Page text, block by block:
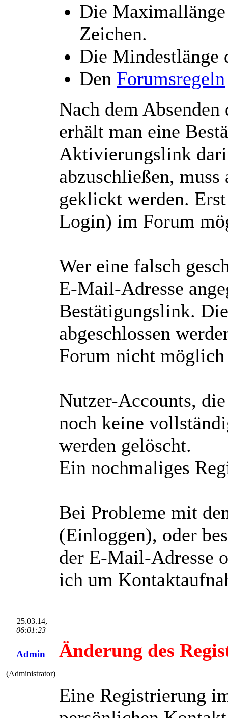
Die Maximallänge
Zeichen.
Die Mindestlänge
Den Forumsregeln
Nach dem
erhält man eine
Aktivierungslink
abzuschließen,
geklickt werden.
Login) im Forum
Wer eine falsch
E-Mail-Adresse
Bestätigungslink.
abgeschlossen
Forum nicht
Nutzer-Accounts,
noch keine
werden gelöscht.
Ein nochmaliges
Bei Probleme mit
(Einloggen), oder
der E-Mail-Adresse
ich um
25.03.14,
06:01:23
Admin
(Administrator)
Änderung des
Eine Registrierung